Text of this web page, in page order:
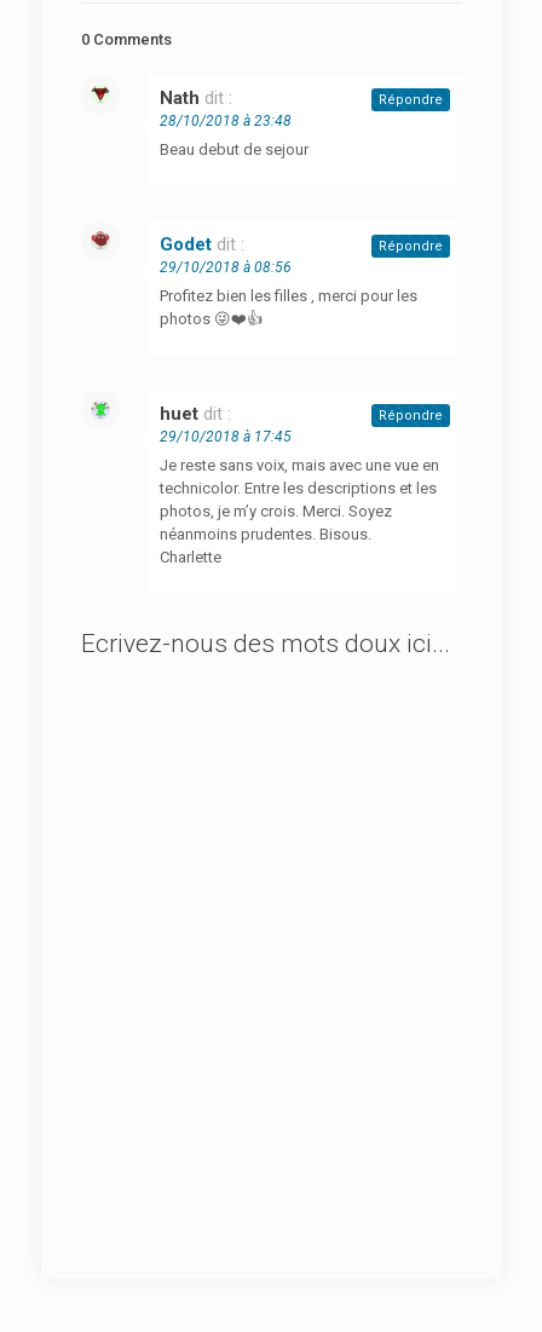
0 Comments
Nath dit :
28/10/2018 à 23:48
Beau debut de sejour
Répondre
Godet dit :
29/10/2018 à 08:56
Profitez bien les filles , merci pour les
photos 😜❤️👍
Répondre
huet dit :
29/10/2018 à 17:45
Je reste sans voix, mais avec une vue en
technicolor. Entre les descriptions et les
photos, je m’y crois. Merci. Soyez
néanmoins prudentes. Bisous.
Charlette
Répondre
Ecrivez-nous des mots doux ici...